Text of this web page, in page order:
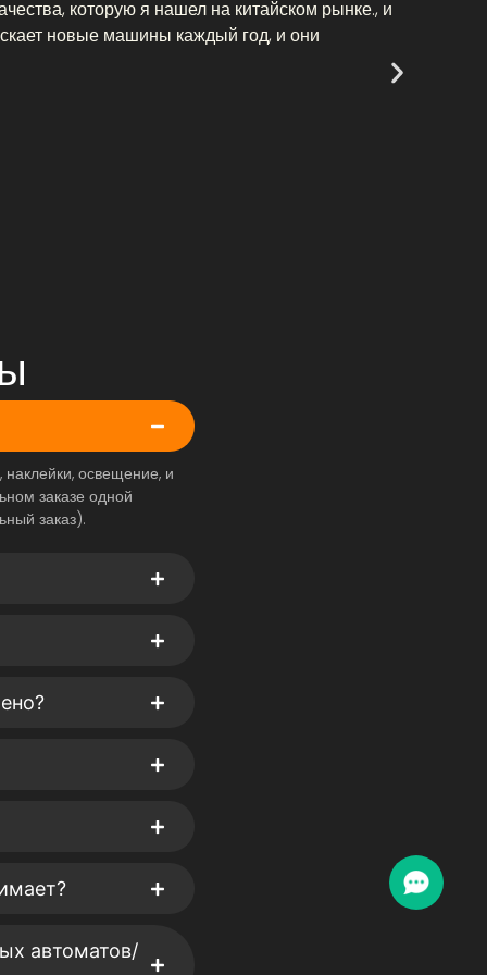
которую я нашел на китайском рынке., и
новые машины каждый год, и они
освещение, и
заказе одной
заказ).
автоматов/